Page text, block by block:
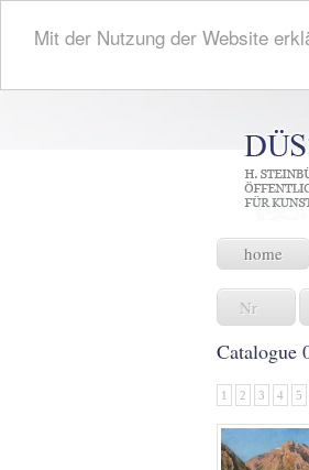
Mit der Nutzung der Website
home
Catalogue
1 2 3 4 5